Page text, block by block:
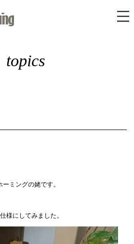
topics
ミングの姥です。
様にしてみました。